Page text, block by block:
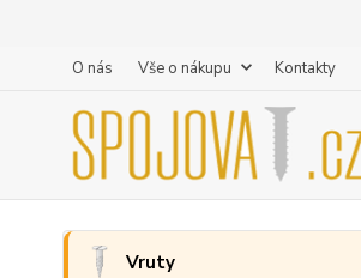
O nás Vše o nákupu Kontakty
Vruty